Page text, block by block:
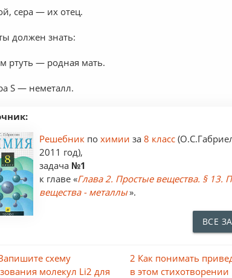
сера — их отец.
должен знать:
ртуть — родная мать.
S — неметалл.
Решебник похимииза8 класс
2011 год),
задача №1
к главе «Глава 2. Простые вещества. § 13.
вещества - металлы».
ВСЕ
схему
молекул Li2 для
2 Как понимать
в этом стихотворении